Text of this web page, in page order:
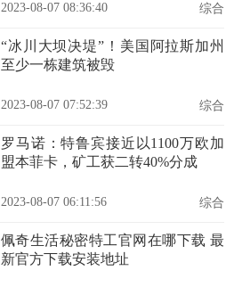
2023-08-07 08:36:40 综合
“冰川大坝决堤”！美国阿拉斯加州
至少一栋建筑被毁
2023-08-07 07:52:39 综合
罗马诺：特鲁宾接近以1100万欧加
盟本菲卡，矿工获二转40%分成
2023-08-07 06:11:56 综合
佩奇生活秘密特工官网在哪下载 最
新官方下载安装地址